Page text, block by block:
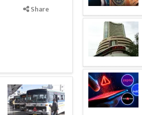
Share